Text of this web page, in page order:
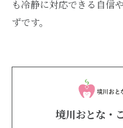
も冷静に対応できる自信
ずです。
境川おとな・